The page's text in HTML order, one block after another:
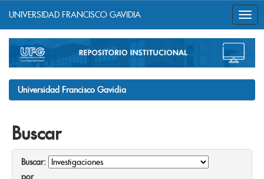
navigation
UNIVERSIDAD FRANCISCO GAVIDIA
Universidad Francisco Gavidia
Buscar
Buscar:
por